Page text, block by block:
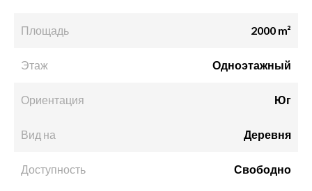
Площадь 2000 m²
Этаж Одноэтажный
Ориентация Юг
Вид на Деревня
Доступность Свободно